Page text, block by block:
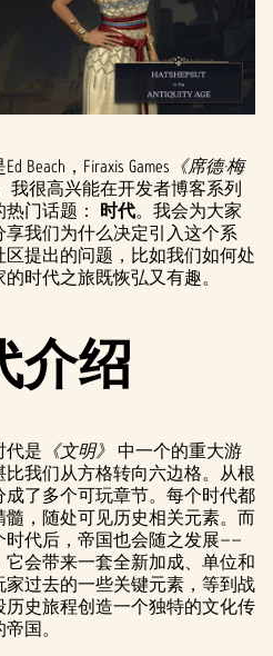
，Firaxis Games 《席德·梅
我很高兴能在开发者博客系列
门话题： 时代。我会为大家
我们为什么决定引入这个系
提出的问题，比如我们如何处
时代之旅既恢弘又有趣。
介绍
代是 《文明》 中一个的重大游
我们从方格转向六边格。从根
成了多个可玩章节。每个时代都
，随处可见历史相关元素。而
代后，帝国也会随之发展——
会带来一套全新加成、单位和
过去的一些关键元素，等到战
史旅程创造一个独特的文化传
国。